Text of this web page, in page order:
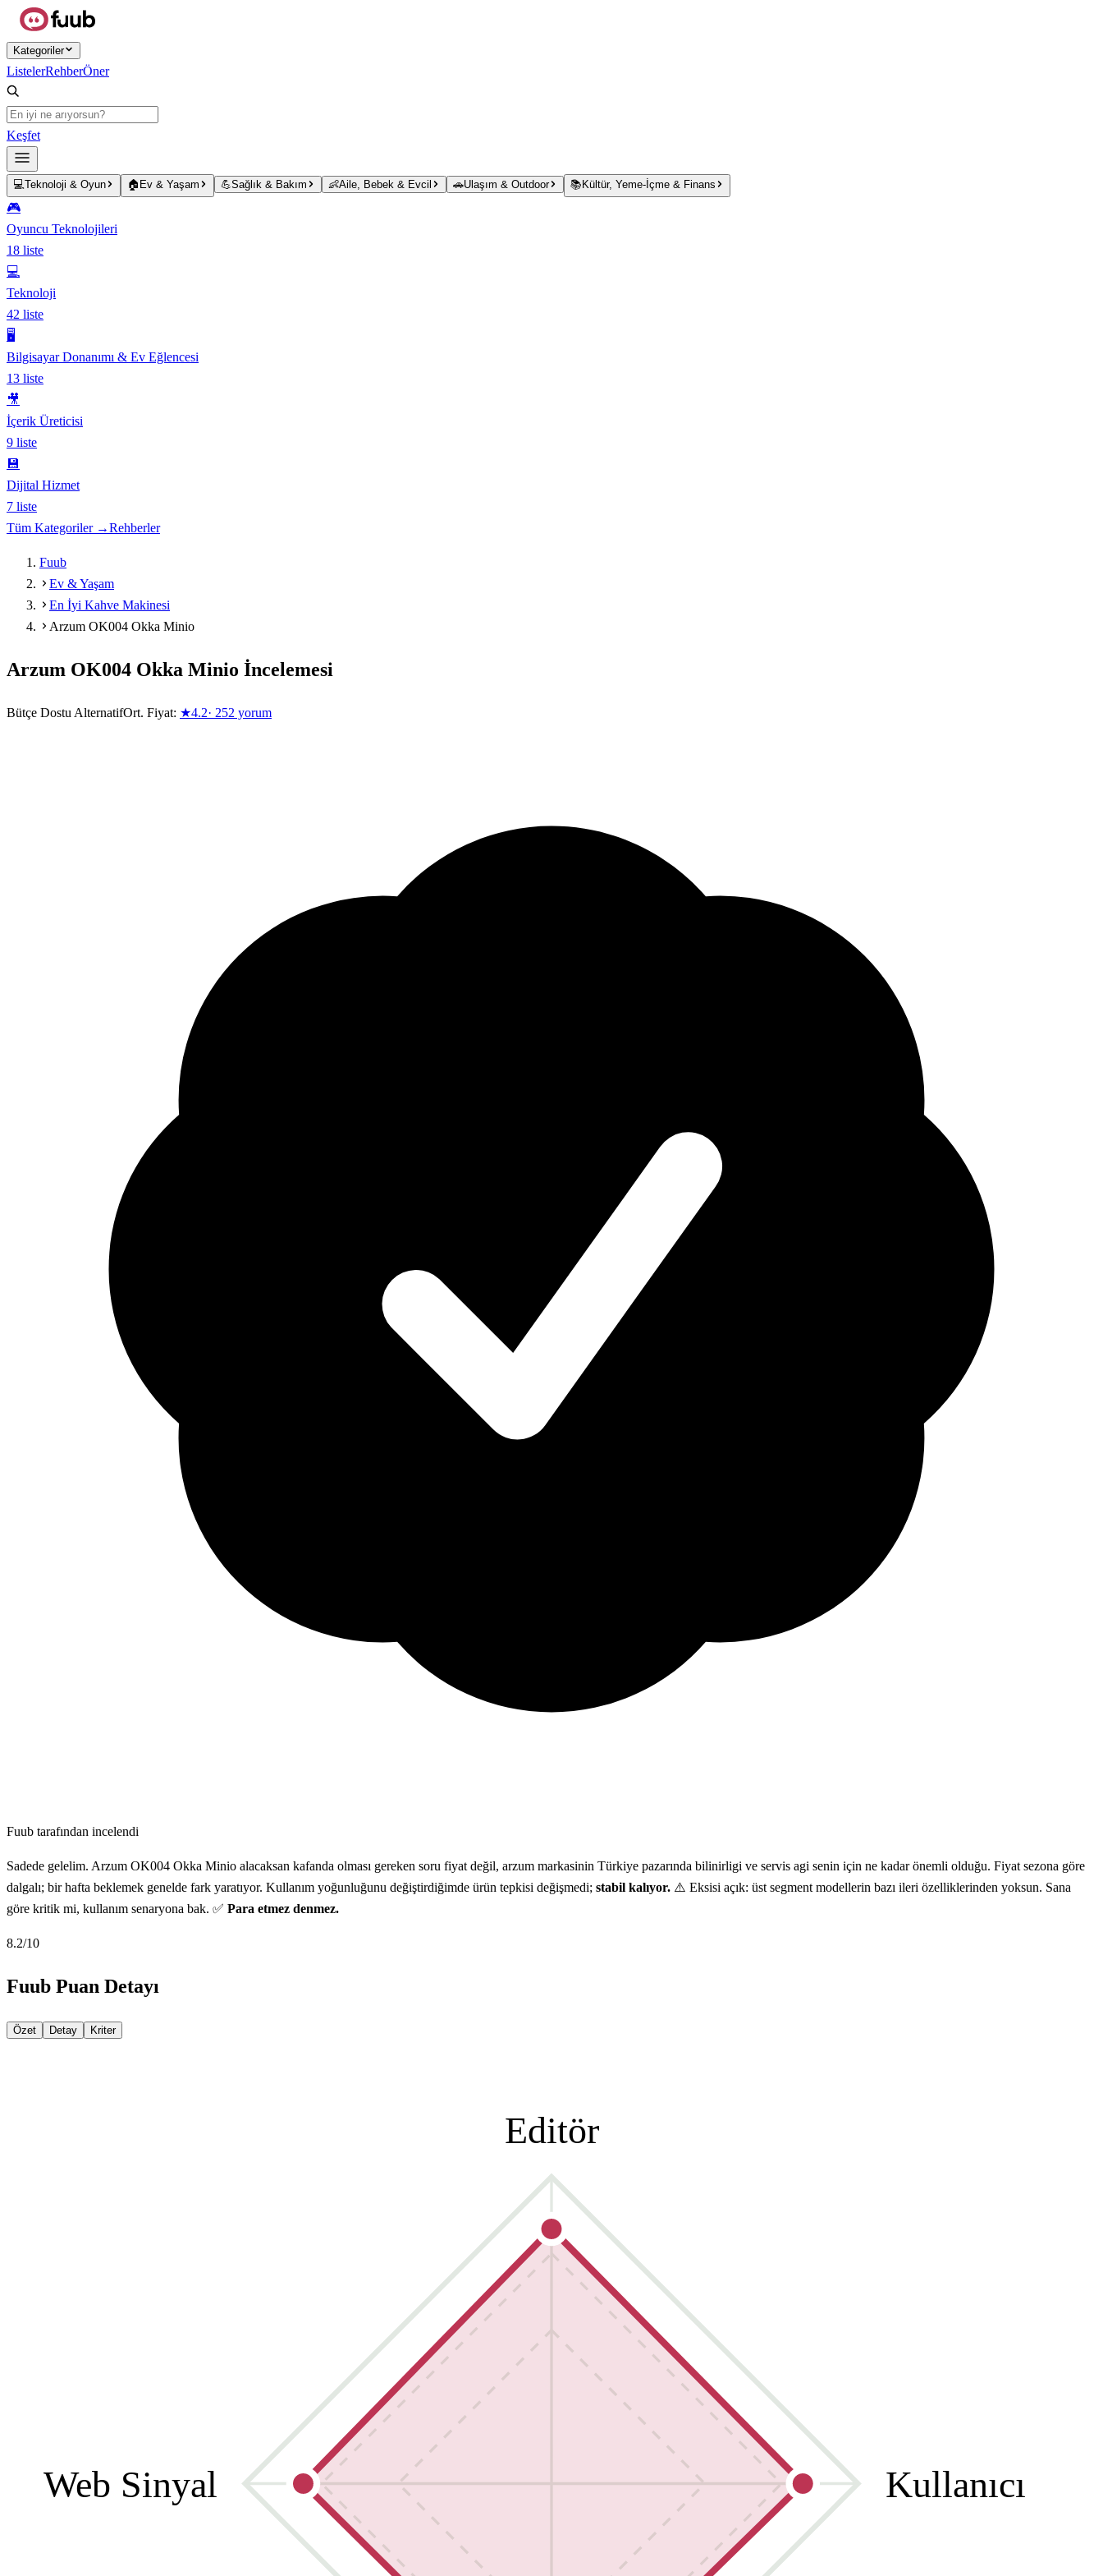
Ana içeriğe atla
Kategoriler
ListelerRehberÖner
Keşfet
💻Teknoloji & Oyun 🏠 Ev & Yaşam 💪Sağlık & Bakım 👶Aile, Bebek & Evcil 🚗Ulaşım & Outdoor 📚 Kültür, Yeme-İçme & Finans
🎮
Oyuncu Teknolojileri
18 liste
💻
Teknoloji
42 liste
🖥️
Bilgisayar Donanımı & Ev Eğlencesi
13 liste
🎥
İçerik Üreticisi
9 liste
💾
Dijital Hizmet
7 liste
Tüm Kategoriler →Rehberler
Fuub
Ev & Yaşam
En İyi Kahve Makinesi
Arzum OK004 Okka Minio
Arzum OK004 Okka Minio İncelemesi
Bütçe Dostu AlternatifOrt. Fiyat: ★4.2· 252 yorum
Fuub tarafından incelendi
Sadede gelelim. Arzum OK004 Okka Minio alacaksan kafanda olması gereken soru fiyat değil, arzum markasinin Türkiye pazarında bilinirligi ve servis agi senin için ne kadar önemli olduğu. Fiyat sezona göre
dalgalı; bir hafta beklemek genelde fark yaratıyor. Kullanım yoğunluğunu değiştirdiğimde ürün tepkisi değişmedi; stabil kalıyor. ⚠️ Eksisi açık: üst segment modellerin bazı ileri özelliklerinden yoksun. Sana
göre kritik mi, kullanım senaryona bak. ✅ Para etmez denmez.
8.2/10
Fuub Puan Detayı
Özet Detay Kriter
Editör
Kullanıcı
Web Sinyal